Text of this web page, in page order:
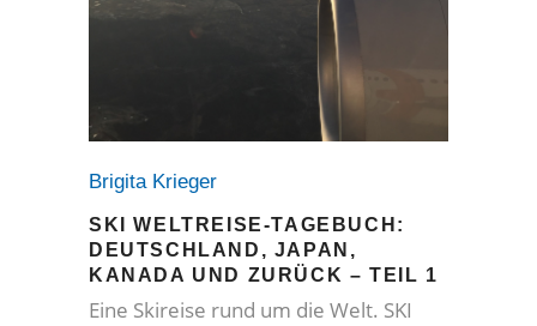
Brigita Krieger
SKI WELTREISE-TAGEBUCH:
DEUTSCHLAND, JAPAN,
KANADA UND ZURÜCK – TEIL 1
Eine Skireise rund um die Welt. SKI